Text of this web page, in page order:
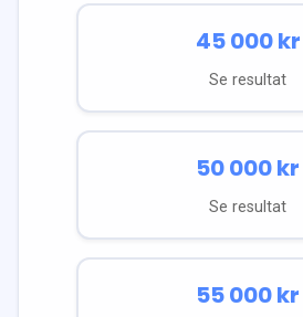
45 000kr
Se resultat
50 000kr
Se resultat
55 000kr